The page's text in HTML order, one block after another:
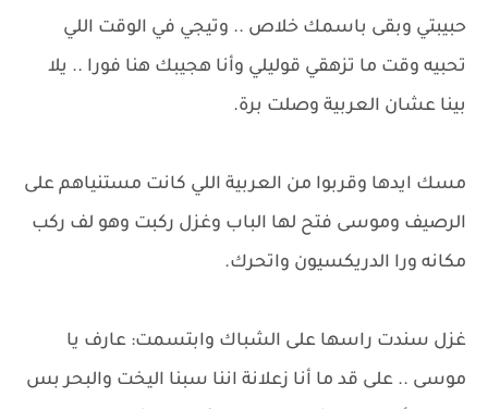
حبيبتي وبقى باسمك خلاص .. وتيجي في الوقت اللي
تحبيه وقت ما تزهقي قوليلي وأنا هجيبك هنا فورا .. يلا
بينا عشان العربية وصلت برة.
مسك ايدها وقربوا من العربية اللي كانت مستنياهم على
الرصيف وموسى فتح لها الباب وغزل ركبت وهو لف ركب
مكانه ورا الدريكسيون واتحرك.
غزل سندت راسها على الشباك وابتسمت: عارف يا
موسى .. على قد ما أنا زعلانة اننا سبنا اليخت والبحر بس